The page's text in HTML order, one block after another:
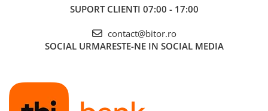
SUPORT CLIENTI 07:00 - 17:00
contact@bitor.ro
SOCIAL URMARESTE-NE IN SOCIAL MEDIA